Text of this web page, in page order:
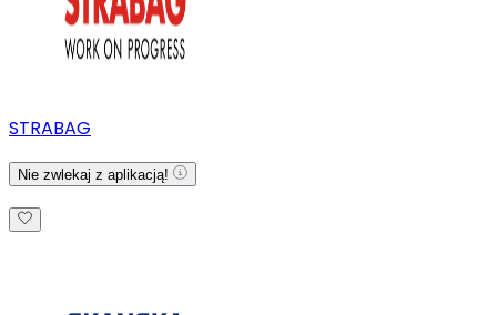
STRABAG
Nie zwlekaj z aplikacją!